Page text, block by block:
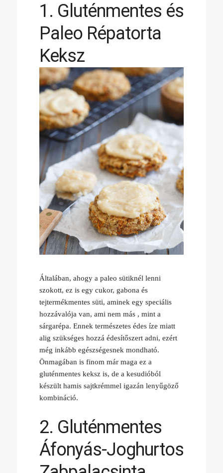
1. Gluténmentes és
Paleo Répatorta
Keksz
Általában, ahogy a paleo sütiknél lenni
szokott, ez is egy cukor, gabona és
tejtermékmentes süti, aminek egy speciális
hozzávalója van, ami nem más , mint a
sárgarépa. Ennek természetes édes íze miatt
alig szükséges hozzá édesítőszert adni, ezért
még inkább egészségesnek mondható.
Önmagában is finom már maga ez a
gluténmentes keksz is, de a kesudióból
készült hamis sajtkrémmel igazán lenyűgöző
kombináció.
2. Gluténmentes
Áfonyás-Joghurtos